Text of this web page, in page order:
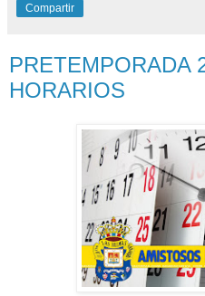
Compartir
PRETEMPORADA
HORARIOS